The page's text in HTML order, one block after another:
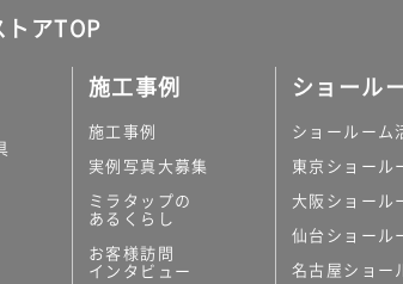
イル
チン
ッチンその他
トアTOP
施工事例
施工事例
実例写真大募集
ミラタップの
あるくらし
お客様訪問
インタビュー
ショール
ショールーム
東京ショール
大阪ショール
仙台ショール
名古屋ショー